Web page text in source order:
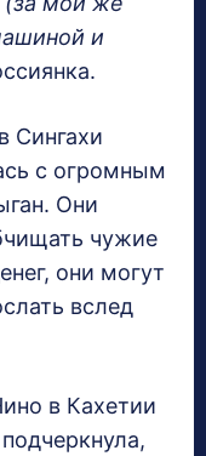
и
Сингахи
с огромным
Они
чужие
они могут
вслед
в Кахетии